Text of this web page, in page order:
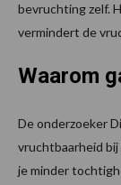
bevruchting zelf.
vermindert de
Waarom
De onderzoeker
vruchtbaarheid
je minder